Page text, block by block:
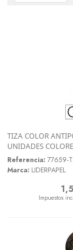
TIZA COLOR
UNIDADES
Referencia: 77659-
Marca: LIDERPAPEL
Impuestos